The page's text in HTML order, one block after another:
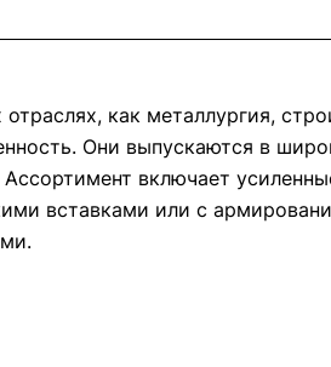
как металлургия,
Они выпускаются в
включает
вставками или с